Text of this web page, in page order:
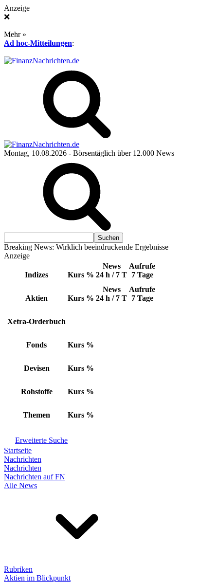
Anzeige
❌
Mehr »
Ad hoc-Mitteilungen:
Montag, 10.08.2026 - Börsentäglich über 12.000 News
Breaking News: Wirklich beeindruckende Ergebnisse
Anzeige
Indizes Kurs %
News
24 h / 7 T
Aufrufe
7 Tage
Aktien Kurs %
News
24 h / 7 T
Aufrufe
7 Tage
Xetra-Orderbuch
Fonds Kurs %
Devisen Kurs %
Rohstoffe Kurs %
Themen Kurs %
Erweiterte Suche
Startseite
Nachrichten
Nachrichten
Nachrichten auf FN
Alle News
Rubriken
Aktien im Blickpunkt